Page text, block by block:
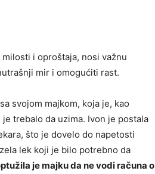
i oproštaja, nosi važnu
mir i omogućiti rast.
svojom majkom, koja je, kao
trebalo da uzima. Ivon je postala
što je dovelo do napetosti
lek koji je bilo potrebno da
je majku da ne vodi računa o